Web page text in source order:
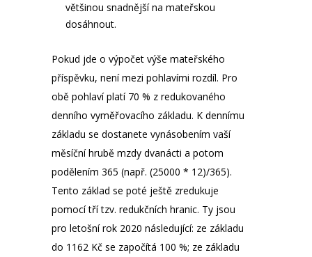
většinou snadnější na mateřskou
dosáhnout.
Pokud jde o výpočet výše mateřského
příspěvku, není mezi pohlavími rozdíl. Pro
obě pohlaví platí 70 % z redukovaného
denního vyměřovacího základu. K dennímu
základu se dostanete vynásobením vaší
měsíční hrubě mzdy dvanácti a potom
podělením 365 (např. (25000 * 12)/365).
Tento základ se poté ještě zredukuje
pomocí tří tzv. redukčních hranic. Ty jsou
pro letošní rok 2020 následující: ze základu
do 1162 Kč se započítá 100 %; ze základu